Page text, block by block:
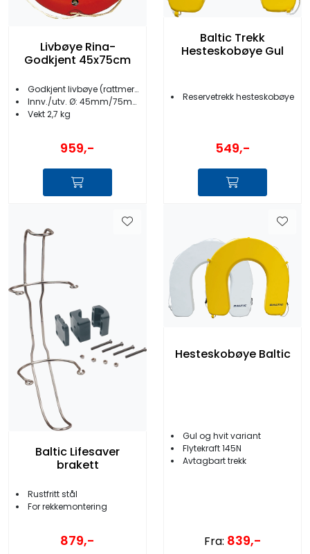
Livbøye Rina-
Godkjent 45x75cm
Godkjent livbøye (rattmerket)
Innv./utv. Ø: 45mm/75mm
Vekt 2,7 kg
959,-
Baltic Trekk
Hesteskobøye Gul
Reservetrekk hesteskobøye
549,-
Baltic Lifesaver
brakett
Rustfritt stål
For rekkemontering
879,-
Hesteskobøye Baltic
Gul og hvit variant
Flytekraft 145N
Avtagbart trekk
Fra: 839,-